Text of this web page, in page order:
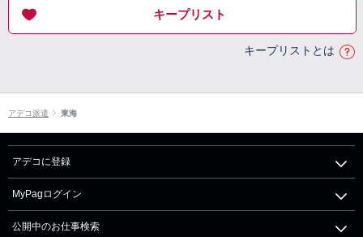
キープリスト
キープリストとは
アデコ派遣 東海
アデコに登録
MyPagログイン
公開中のお仕事検索